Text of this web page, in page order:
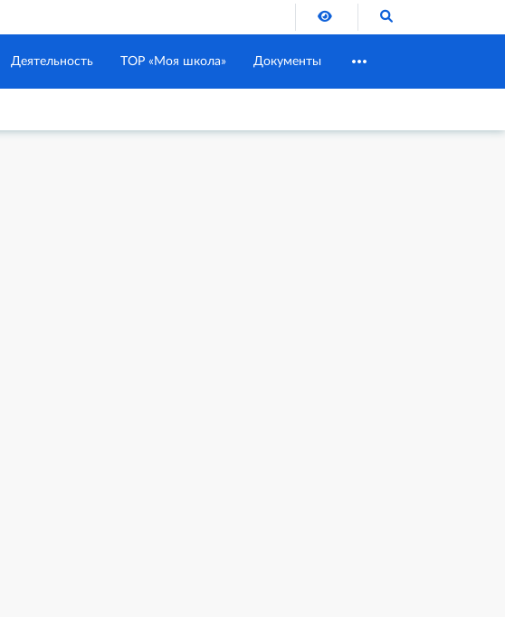
Версия для слабовидящих
Деятельность ТОР «Моя школа» Документы